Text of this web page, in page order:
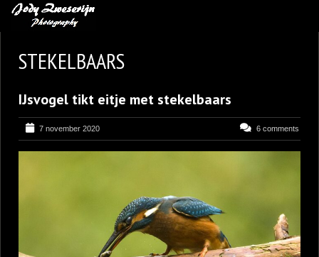
BLOG
LEREN VAN KUNST
BENCE MATE FOTOHUTTEN
OVER MIJ
STEKELBAARS
IJsvogel tikt eitje met stekelbaars
7 november 2020 6 comments